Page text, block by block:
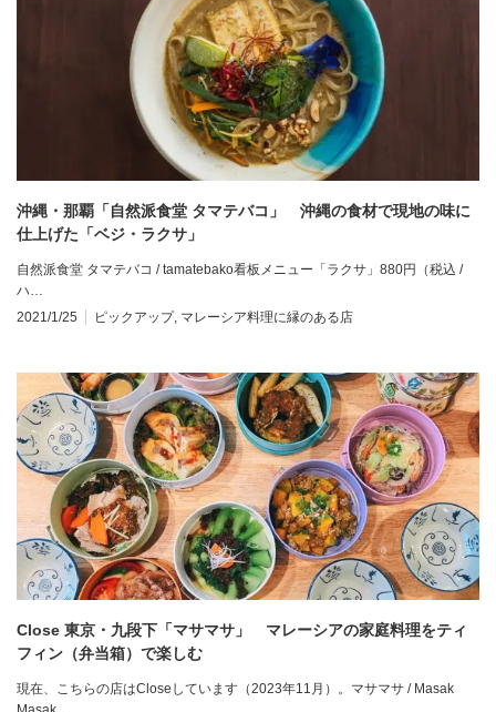
沖縄・那覇「自然派食堂 タマテバコ」 沖縄の食材で現地の味に
仕上げた「ベジ・ラクサ」
自然派食堂 タマテバコ / tamatebako看板メニュー「ラクサ」880円（税込 /
ハ…
2021/1/25
ピックアップ, マレーシア料理に縁のある店
Close 東京・九段下「マサマサ」 マレーシアの家庭料理をティ
フィン（弁当箱）で楽しむ
現在、こちらの店はCloseしています（2023年11月）。マサマサ / Masak